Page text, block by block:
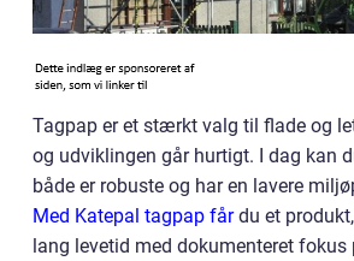
Tagpap er et stærkt valg til flade og
og udviklingen går hurtigt. I dag kan
både er robuste og har en lavere
Med Katepal tagpap fårdu et
lang levetid med dokumenteret fokus